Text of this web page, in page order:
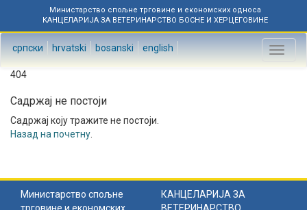
Министарство спољне трговине и економских односа
КАНЦЕЛАРИЈА ЗА ВЕТЕРИНАРСТВО БОСНЕ И ХЕРЦЕГОВИНЕ
српски hrvatski bosanski english
Toggle
404
Садржај не постоји
Садржај коју тражите не постоји.
Назад на почетну
Министарство спољне
КАНЦЕЛАРИЈА ЗА